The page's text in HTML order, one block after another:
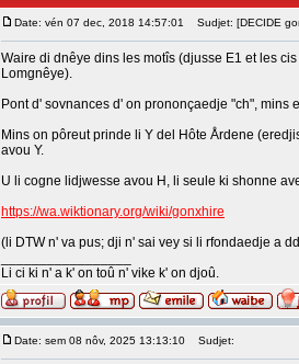
Date: vén 07 dec, 2018 14:57:01 Sudjet: [DECIDE
Waire di dnêye dins les motîs (djusse E1 et les
Lomgnêye).
Pont d' sovnances d' on prononçaedje "ch", mins
Mins on pôreut prinde li Y del Hôte Årdene
avou Y.
U li cogne lidjwesse avou H, li seule ki shonne
https://wa.wiktionary.org/wiki/gonxhire
(li DTW n' va pus; dji n' sai vey si li rfondaedje a
Li ci ki n' a k' on toû n' vike k' on djoû.
Date: sem 08 nôv, 2025 13:13:10 Sudjet: